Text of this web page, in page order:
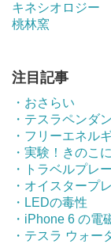
キネシオロジー
桃林窯
注目記事
・おさらい
・テスラペンダ
・フリーエネル
・実験！きのこ
・トラベルプレ
・オイスタープ
・LEDの毒性
・iPhone 6 の電
・テスラ ウォー